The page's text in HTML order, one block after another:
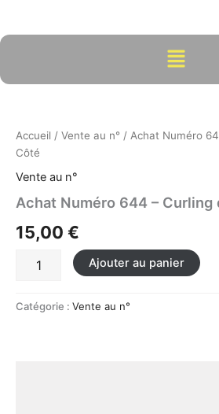
contenu
Menu
Accueil / Vente au n° / Achat Numéro
Côté
Vente au n°
Achat Numéro 644 – Curling
15,00 €
Numéro
644
-
Curling
de
Côté
Ajouter au panier
Catégorie : Vente au n°